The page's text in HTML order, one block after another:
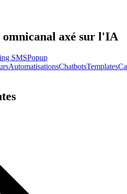
axé sur l'IA
SMSPopup
AutomatisationsChatbotsTemplates